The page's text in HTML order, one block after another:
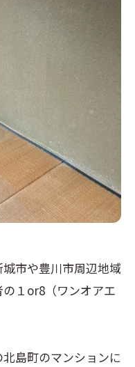
市や豊川市周辺地域
１or8（ワンオアエ
島町のマンションに